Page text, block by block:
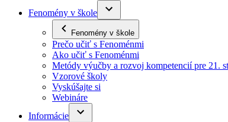
Fenomény v škole
Fenomény v škole
Prečo učiť s Fenoménmi
Ako učiť s Fenoménmi
Metódy výučby a rozvoj kompetencií pre 21.
Vzorové školy
Vyskúšajte si
Webináre
Informácie